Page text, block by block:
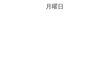
月曜日